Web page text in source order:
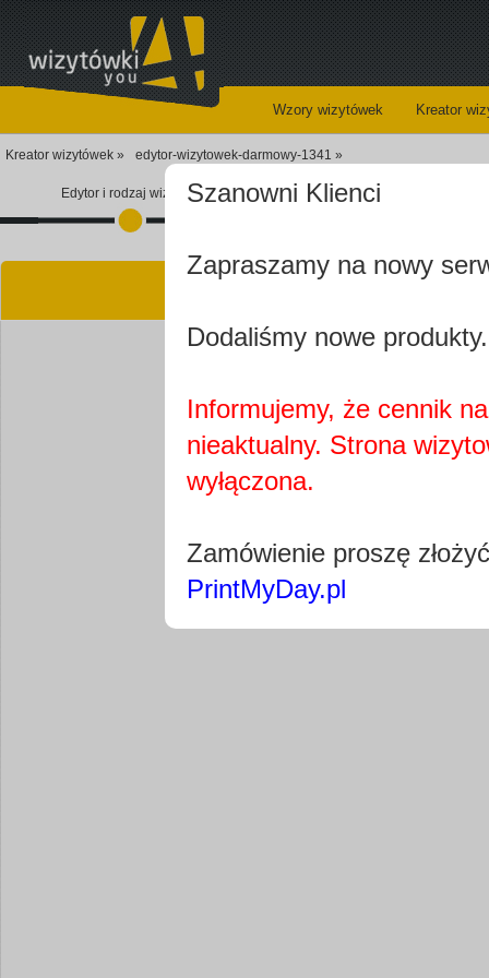
Wzory wizytówek Kreator
Kreator wizytówek » edytor-wizytowek-darmowy-1341 »
Edytor i rodzaj wizytówkiSzanowni Klienci
Zapraszamy na nowy
Dodaliśmy nowe
Informujemy, że cennik
nieaktualny. Strona
wyłączona.
Zamówienie proszę
PrintMyDay.pl